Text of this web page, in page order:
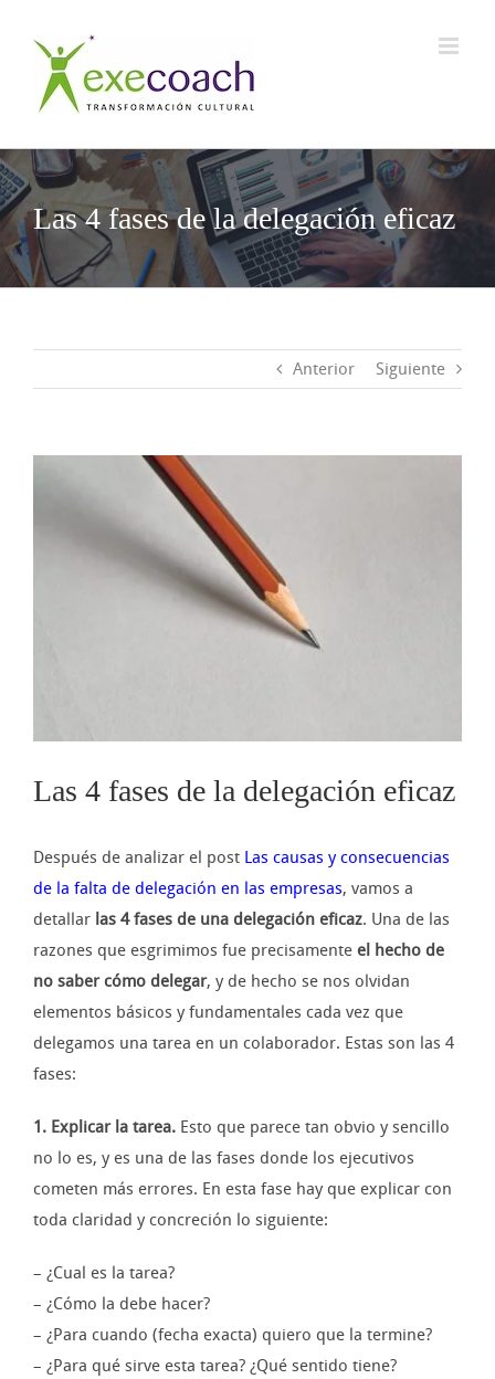
contenido
Las 4 fases de la delegación eficaz
Anterior Siguiente
Las 4 fases de la delegación eficaz
Después de analizar el post Las causas y consecuencias
de la falta de delegación en las empresas, vamos a
detallar las 4 fases de una delegación eficaz. Una de las
razones que esgrimimos fue precisamente el hecho de
no saber cómo delegar, y de hecho se nos olvidan
elementos básicos y fundamentales cada vez que
delegamos una tarea en un colaborador. Estas son las 4
fases:
1. Explicar la tarea. Esto que parece tan obvio y sencillo
no lo es, y es una de las fases donde los ejecutivos
cometen más errores. En esta fase hay que explicar con
toda claridad y concreción lo siguiente:
– ¿Cual es la tarea?
– ¿Cómo la debe hacer?
– ¿Para cuando (fecha exacta) quiero que la termine?
– ¿Para qué sirve esta tarea? ¿Qué sentido tiene?